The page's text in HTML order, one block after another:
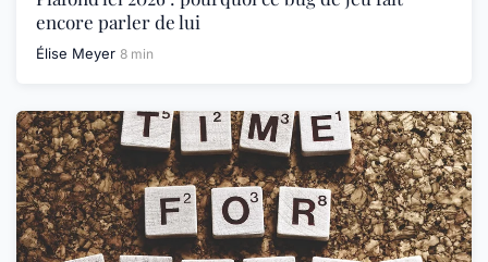
encore parler de lui
Élise Meyer 8 min